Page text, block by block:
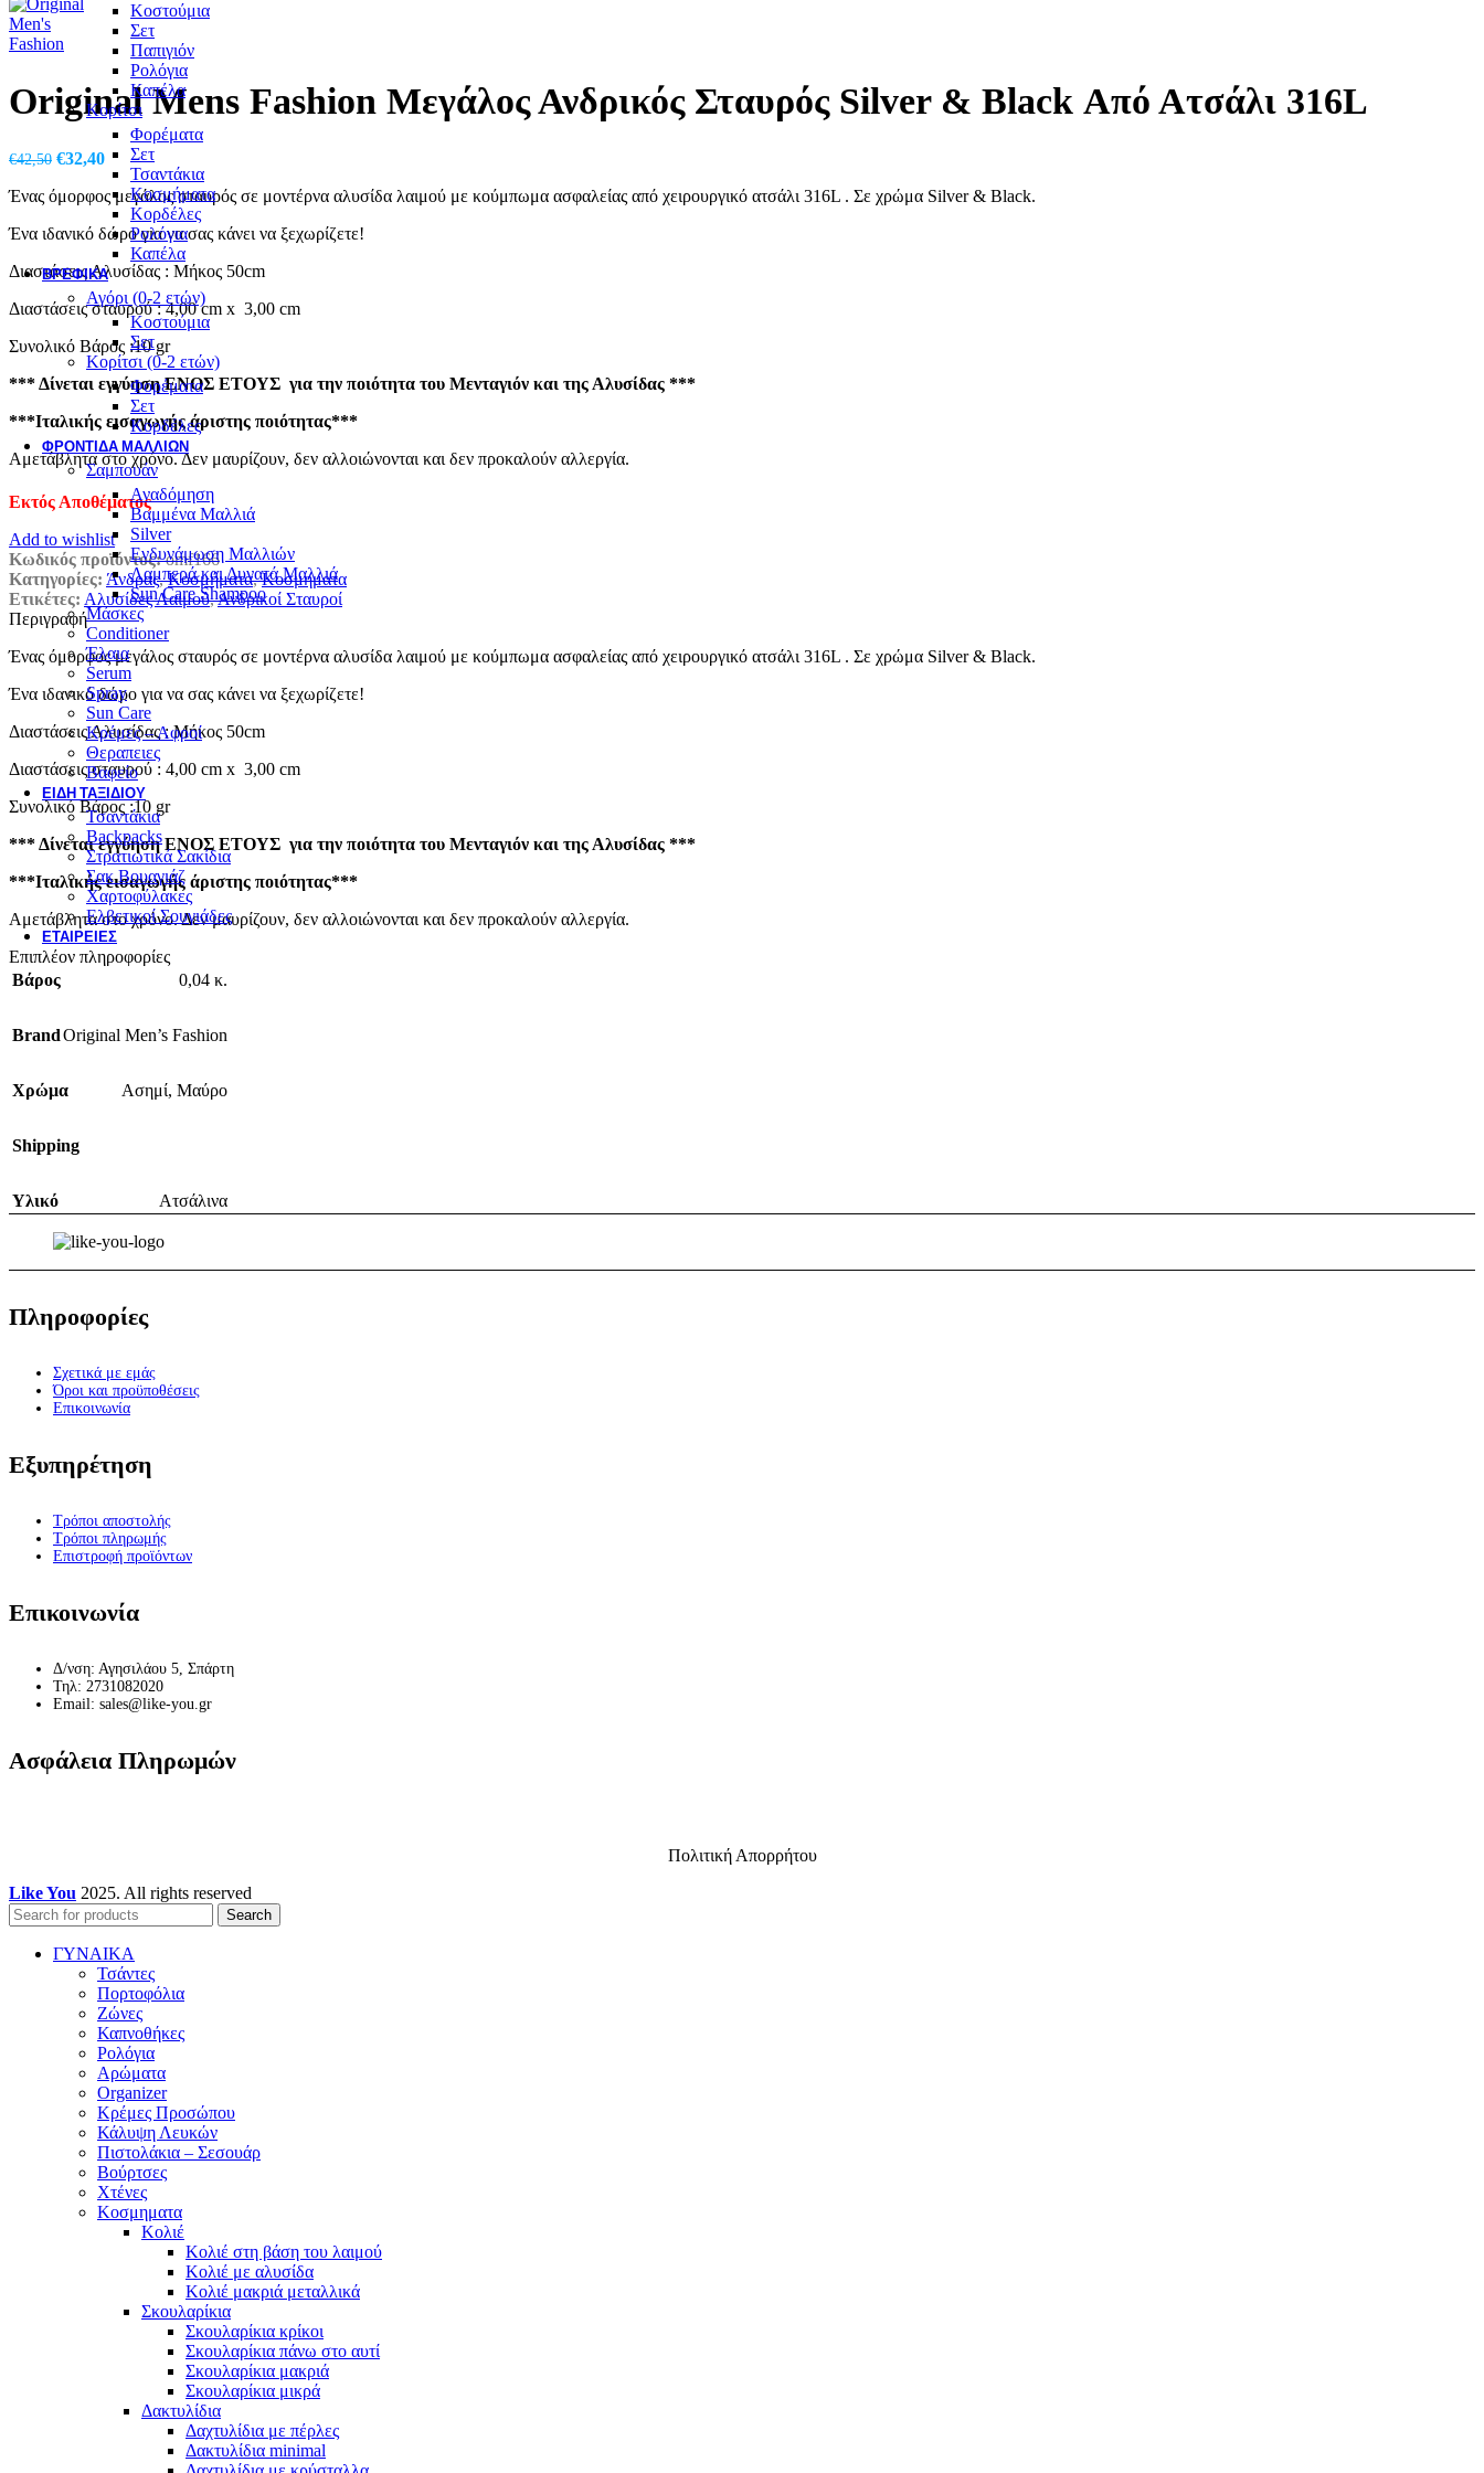
Κοστούμια
Σετ
Παπιγιόν
Ρολόγια
Καπέλα
Κορίτσι
Φορέματα
Σετ
Τσαντάκια
Κοσμήματα
Κορδέλες
Ρολόγια
Καπέλα
ΒΡΕΦΙΚΆ
Αγόρι (0-2 ετών)
Κοστούμια
Σετ
Κορίτσι (0-2 ετών)
Φορέματα
Σετ
Κορδέλες
ΦΡΟΝΤΙΔΑ ΜΑΛΛΙΩΝ
Σαμπουάν
Αναδόμηση
Βαμμένα Μαλλιά
Silver
Ενδυνάμωση Μαλλιών
Λαμπερά και Δυνατά Μαλλιά
Sun Care Shampoo
Μάσκες
Conditioner
Έλαια
Serum
Spray
Sun Care
Κρέμες – Αφροί
Θεραπειες
Βαφείο
ΕΊΔΗ ΤΑΞΙΔΙΟΎ
Τσαντάκια
Backpacks
Στρατιωτικά Σακίδια
Σακ Βουαγιάζ
Χαρτοφύλακες
Ελβετικοί Σουγιάδες
ΕΤΑΙΡΕΊΕΣ
Original Mens Fashion Μεγάλος Ανδρικός Σταυρός Silver & Black Από Ατσάλι 316L
€42,50 Original
was:
€32,40Η
τρέχουσα
τιμή
είναι:
€32,40.
Ένας όμορφος μεγάλος σταυρός σε μοντέρνα αλυσίδα λαιμού με κούμπωμα ασφαλείας από χειρουργικό ατσάλι 316L . Σε χρώμα Silver & Black.
Ένα ιδανικό δώρο για να σας κάνει να ξεχωρίζετε!
Διαστάσεις Αλυσίδας : Μήκος 50cm
Διαστάσεις σταυρού : 4,00 cm x 3,00 cm
Συνολικό Βάρος :10 gr
*** Δίνεται εγγύηση ΕΝΟΣ ΕΤΟΥΣ για την ποιότητα του Μενταγιόν και της Αλυσίδας ***
***Ιταλικής εισαγωγής άριστης ποιότητας***
Αμετάβλητα στο χρόνο. Δεν μαυρίζουν, δεν αλλοιώνονται και δεν προκαλούν αλλεργία.
Εκτός Αποθέματος
Add to wishlist
Κωδικός προϊόντος:omf166
Κατηγορίες: Άνδρας, Κοσμήματα, Κοσμηματα
Ετικέτες: Αλυσίδες Λαιμού,Ανδρικοί Σταυροί
Περιγραφή
Ένας όμορφος μεγάλος σταυρός σε μοντέρνα αλυσίδα λαιμού με κούμπωμα ασφαλείας από χειρουργικό ατσάλι 316L . Σε χρώμα Silver & Black.
Ένα ιδανικό δώρο για να σας κάνει να ξεχωρίζετε!
Διαστάσεις Αλυσίδας : Μήκος 50cm
Διαστάσεις σταυρού : 4,00 cm x 3,00 cm
Συνολικό Βάρος :10 gr
*** Δίνεται εγγύηση ΕΝΟΣ ΕΤΟΥΣ για την ποιότητα του Μενταγιόν και της Αλυσίδας ***
***Ιταλικής εισαγωγής άριστης ποιότητας***
Αμετάβλητα στο χρόνο. Δεν μαυρίζουν, δεν αλλοιώνονται και δεν προκαλούν αλλεργία.
Επιπλέον πληροφορίες
Βάρος
0,04 κ.
BrandOriginal Men’s Fashion
Χρώμα Ασημί, Μαύρο
Shipping
Υλικό Ατσάλινα
Πληροφορίες
Σχετικά με εμάς
Όροι και προϋποθέσεις
Επικοινωνία
Εξυπηρέτηση
Τρόποι αποστολής
Τρόποι πληρωμής
Επιστροφή προϊόντων
Επικοινωνία
Δ/νση: Αγησιλάου 5, Σπάρτη
Τηλ: 2731082020
Email: sales@like-you.gr
Ασφάλεια Πληρωμών
Πολιτική Απορρήτου
Like You 2025. All rights reserved
Search
ΓΥΝΑΙΚΑ
Τσάντες
Πορτοφόλια
Ζώνες
Καπνοθήκες
Ρολόγια
Αρώματα
Organizer
Κρέμες Προσώπου
Κάλυψη Λευκών
Πιστολάκια – Σεσουάρ
Βούρτσες
Χτένες
Κοσμηματα
Κολιέ
Κολιέ στη βάση του λαιμού
Κολιέ με αλυσίδα
Κολιέ μακριά μεταλλικά
Σκουλαρίκια
Σκουλαρίκια κρίκοι
Σκουλαρίκια πάνω στο αυτί
Σκουλαρίκια μακριά
Σκουλαρίκια μικρά
Δακτυλίδια
Δαχτυλίδια με πέρλες
Δακτυλίδια minimal